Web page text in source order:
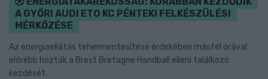
A GYŐRI AUDI ETO KC PÉNTEKI FELKÉSZÜLÉSI
MÉRKŐZÉSE
Az energiaellátás tehermentesítése érdekében másfél órával
előrébb hozták a Brest Bretagne Handball elleni találkozó
kezdését.